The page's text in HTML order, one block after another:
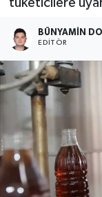
BÜNYAMIN
EDITÖR
Eğitim
Ekonomi
Emet
Foto Galeri